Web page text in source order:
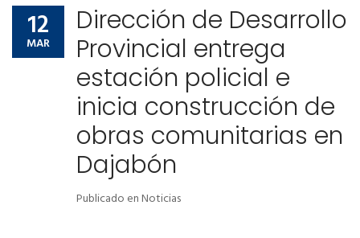
12
MAR
Dirección de Desarrollo
Provincial entrega
estación policial e
inicia construcción de
obras comunitarias en
Dajabón
Publicado enNoticias